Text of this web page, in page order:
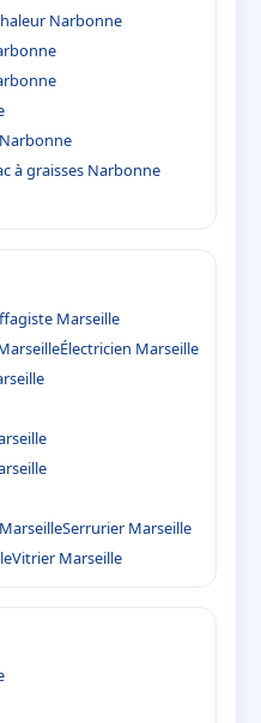
Narbonne
à graisses Narbonne
Marseille
Électricien Marseille
Serrurier Marseille
Vitrier Marseille